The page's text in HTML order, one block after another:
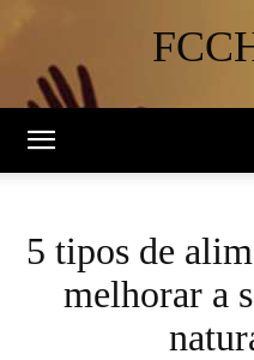
5 tipos de
melhorar a